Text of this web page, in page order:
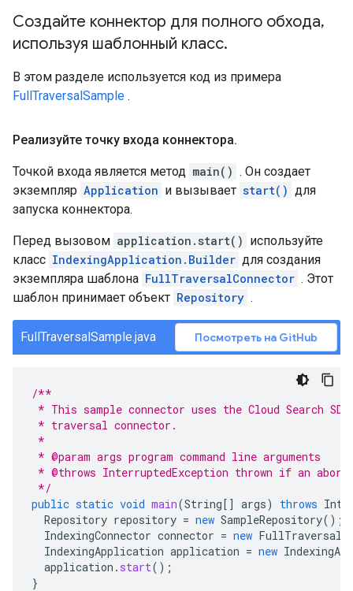
Создайте коннектор для полного обхода,
используя шаблонный класс.
В этом разделе используется код из примера
FullTraversalSample .
Реализуйте точку входа коннектора.
Точкой входа является метод main() . Он создает
экземпляр Application и вызывает start() для
запуска коннектора.
Перед вызовом application.start() используйте
класс IndexingApplication.Builder для создания
экземпляра шаблона FullTraversalConnector . Этот
шаблон принимает объект Repository .
FullTraversalSample.java Посмотреть на GitHub
/**
* This sample connector uses the Cloud Search
* traversal connector.
*
* @param args program command line arguments
* @throws InterruptedException thrown if an
*/
public static void main(String[] args) throws
Repository repository = new SampleRepository();
IndexingConnector connector = new
IndexingApplication application = new
application . start();
}